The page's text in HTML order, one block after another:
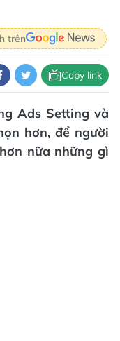
trên
Copy link
Ads Setting và
hơn, để người
nữa những gì